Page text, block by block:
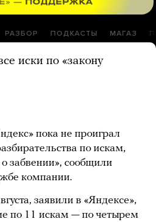
РАЗБОР ПОДКАСТЫ МАГАЗ
иски по «закону
пока не проиграл
по искам,
забвении», сообщили
компании.
заявили в «Яндексе»,
по 11 искам — по четырем